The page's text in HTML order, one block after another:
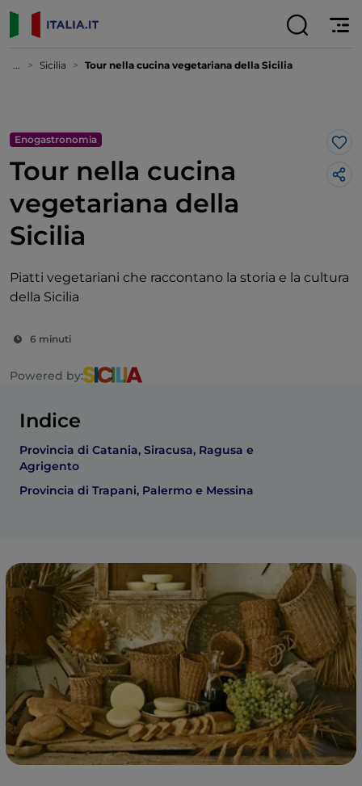
... Sicilia Tour nella cucina vegetariana della Sicilia
Enogastronomia
Tour nella cucina
vegetariana della
Sicilia
Piatti vegetariani che raccontano la storia e la cultura
della Sicilia
6 minuti
Powered by:
Indice
Provincia di Catania, Siracusa, Ragusa e
Agrigento
Provincia di Trapani, Palermo e Messina